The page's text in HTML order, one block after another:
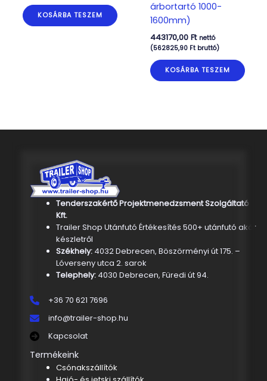
KOSÁRBA TESZEM
árbortartó 1000-
1600mm)
443170,00 Ft nettó
(562825,90 Ftbruttó)
KOSÁRBA TESZEM
Tenderszakértő Projektmenedzsment Szolgáltató
Kft.
Trailer Shop Utánfutó Értékesítés 500+ utánfutó akár
készletről
Székhely: 4032 Debrecen, Böszörményi út 175. –
Lóverseny utca 2. sarok
Telephely:4030 Debrecen, Füredi út 94.
+36 70 621 7696
info@trailer-shop.hu
Kapcsolat
Termékeink
Csónakszállítók